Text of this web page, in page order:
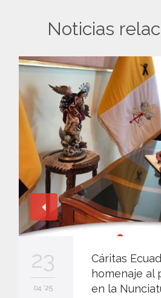
Noticias
23
04 '25
Cáritas
homenaje al
en la